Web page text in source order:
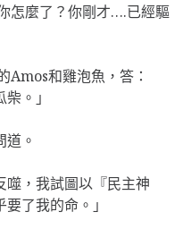
怎麼了？你剛才….已經驅
Amos和雞泡魚，答：
。」
道。
噬，我試圖以『民主神
了我的命。」